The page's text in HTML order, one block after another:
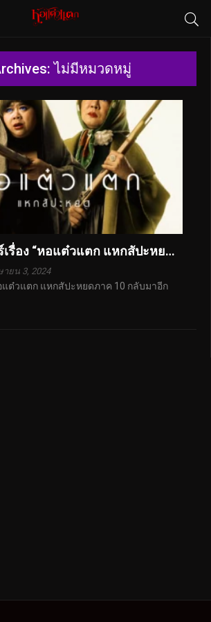
ไม่มีหมวดหมู่
รีวิวภาพยนตร์เรื่อง “หอแต๋วแตก แหกสัปะหยด” พร้อมบทบทวิเคราะห์
ายน 3, 2024
แต๋วแตก แหกสัปะหยดภาค 10 กลับมาอีก